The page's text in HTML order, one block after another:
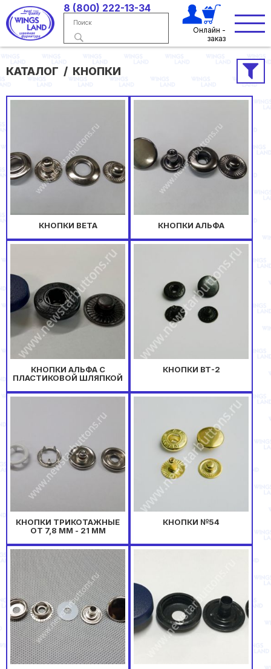
8 (800) 222-13-34
Онлайн -
заказ
КАТАЛОГ КНОПКИ
КНОПКИ BETA КНОПКИ АЛЬФА
КНОПКИ АЛЬФА С
ПЛАСТИКОВОЙ ШЛЯПКОЙ
КНОПКИ ВТ-2
КНОПКИ ТРИКОТАЖНЫЕ
ОТ 7,8 ММ - 21 ММ
КНОПКИ №54